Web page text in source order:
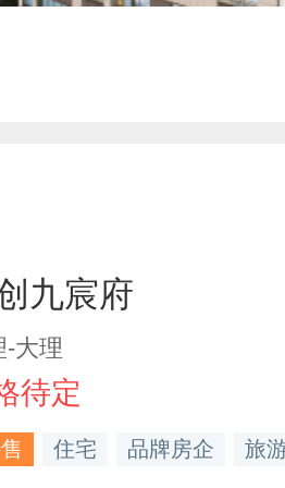
九宸府
-大理
待定
住宅 品牌房企 旅